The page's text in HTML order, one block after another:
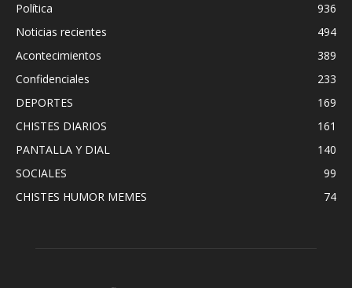
Política
936
Noticias recientes
494
Acontecimientos
389
Confidenciales
233
DEPORTES
169
CHISTES DIARIOS
161
PANTALLA Y DIAL
140
SOCIALES
99
CHISTES HUMOR MEMES
74